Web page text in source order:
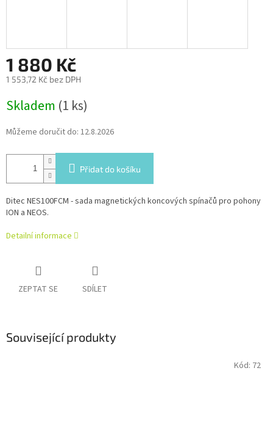
1 880 Kč
1 553,72 Kč bez DPH
cena:
Skladem (1 ks)
Můžeme doručit do: 12.8.2026
Přidat do košíku
Ditec NES100FCM - sada magnetických koncových spínačů pro pohony
ION a NEOS.
Detailní informace
ZEPTAT SE SDÍLET
Související produkty
Kód: 72